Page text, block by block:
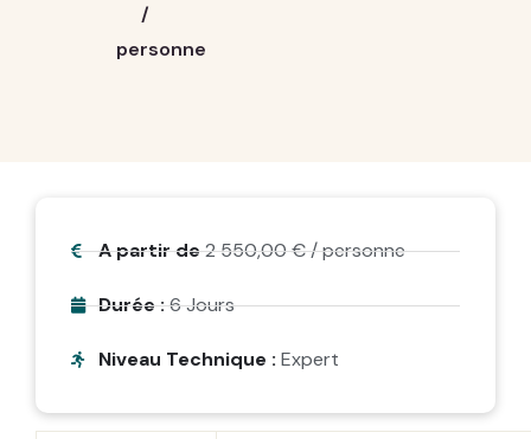
/
personne
A partir de2 550,00€/ personne
Durée :6 Jours
Niveau Technique : Expert